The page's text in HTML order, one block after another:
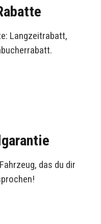
Langzeitrabatt,
das du dir